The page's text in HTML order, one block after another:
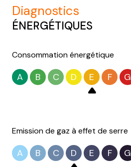
diagnostics
ÉNERGÉTIQUES
Consommation énergétique
A B C D E F G
Emission de gaz à effet de serre
A B C D E F G